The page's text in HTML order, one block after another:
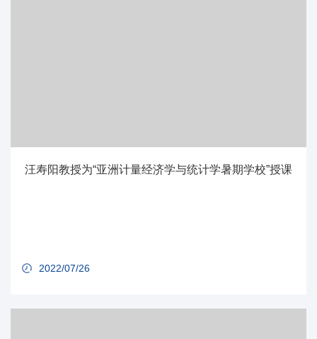
汪寿阳教授为“亚洲计量经济学与统计学暑期学校”授课
2022/07/26